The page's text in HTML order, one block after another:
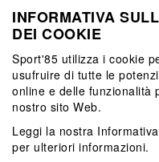
INFORMATIVA
DEI COOKIE
Sport'85 utilizza i cookie
usufruire di tutte le
online e delle funzionalità
nostro sito Web.
Leggi la nostra
per ulteriori informazioni.